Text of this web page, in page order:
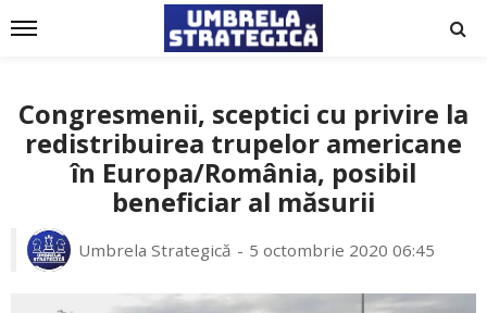
Congresmenii, sceptici cu privire la
redistribuirea trupelor americane
în Europa/România, posibil
beneficiar al măsurii
Umbrela Strategică 5 octombrie 2020 06:45